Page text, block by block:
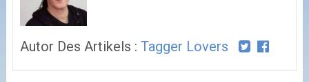
Autor Des Artikels : Tagger Lovers